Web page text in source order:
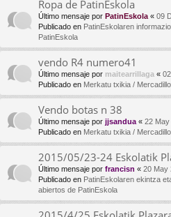
Ropa de PatinEskola
Último mensaje por PatinEskola « 09
Publicado en PatinEskolaren
PatinEskola
vendo R4 numero41
Último mensaje por maitearrillaga «
Publicado en Merkatu txikia / Mercadillo
Vendo botas n 38
Último mensaje por jjsandua « 22 May
Publicado en Merkatu txikia / Mercadillo
2015/05/23-24 Eskolatik
Último mensaje por francisn « 20 May
Publicado en PatinEskolaren ekintza
abiertos de PatinEskola